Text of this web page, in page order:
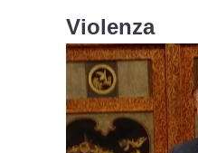
Violenza